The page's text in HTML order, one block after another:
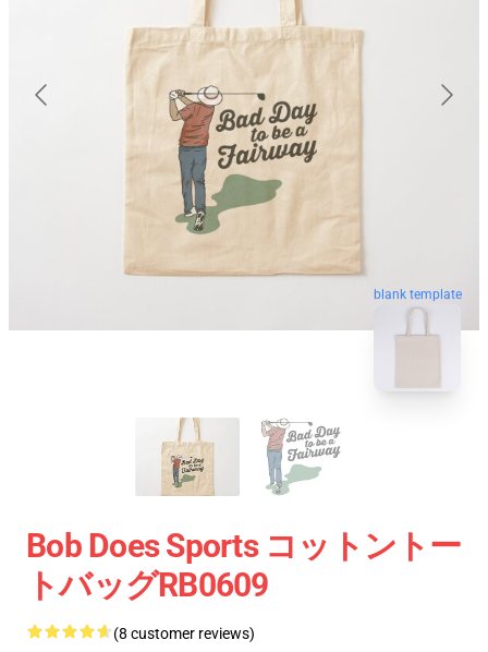
blank template
Bob Does Sports コットントー
トバッグRB0609
(8 customer reviews)